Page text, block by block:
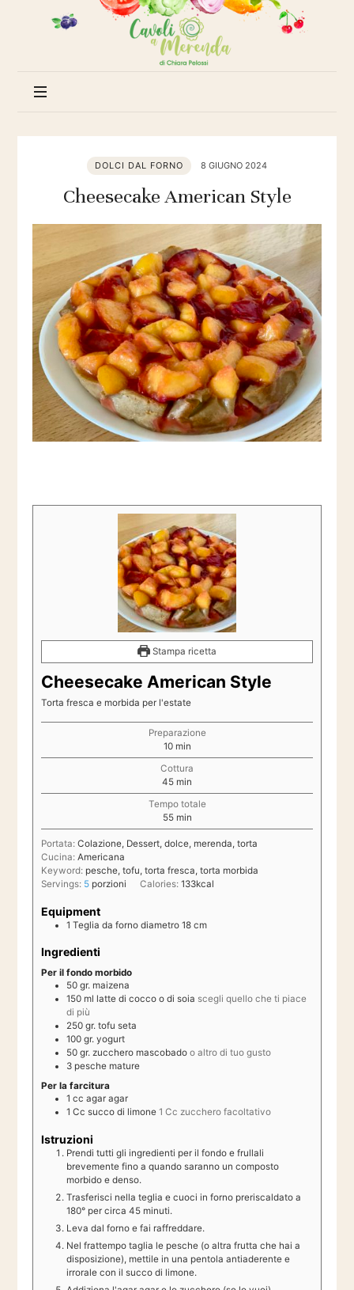
DOLCI DAL FORNO 8 GIUGNO 2024
Cheesecake American Style
Stampa ricetta
Cheesecake American Style
Torta fresca e morbida per l'estate
Preparazione
10minuti
min
Cottura
45minuti
min
Tempo totale
55minuti
min
Portata: Colazione, Dessert, dolce, merenda, torta
Cucina: Americana
Keyword: pesche, tofu, torta fresca, torta morbida
Servings: 5 porzioni Calories: 133kcal
Equipment
1 Teglia da forno diametro 18 cm
Ingredienti
Per il fondo morbido
50 gr. maizena
150 ml latte di cocco o di soia scegli quello che ti piace
di più
250 gr. tofu seta
100 gr. yogurt
50 gr. zucchero mascobado o altro di tuo gusto
3 pesche mature
Per la farcitura
1 cc agar agar
1 Cc succo di limone 1 Cc zucchero facoltativo
Istruzioni
Prendi tutti gli ingredienti per il fondo e frullali
brevemente fino a quando saranno un composto
morbido e denso.
Trasferisci nella teglia e cuoci in forno preriscaldato a
180° per circa 45 minuti.
Leva dal forno e fai raffreddare.
Nel frattempo taglia le pesche (o altra frutta che hai a
disposizione), mettile in una pentola antiaderente e
irrorale con il succo di limone.